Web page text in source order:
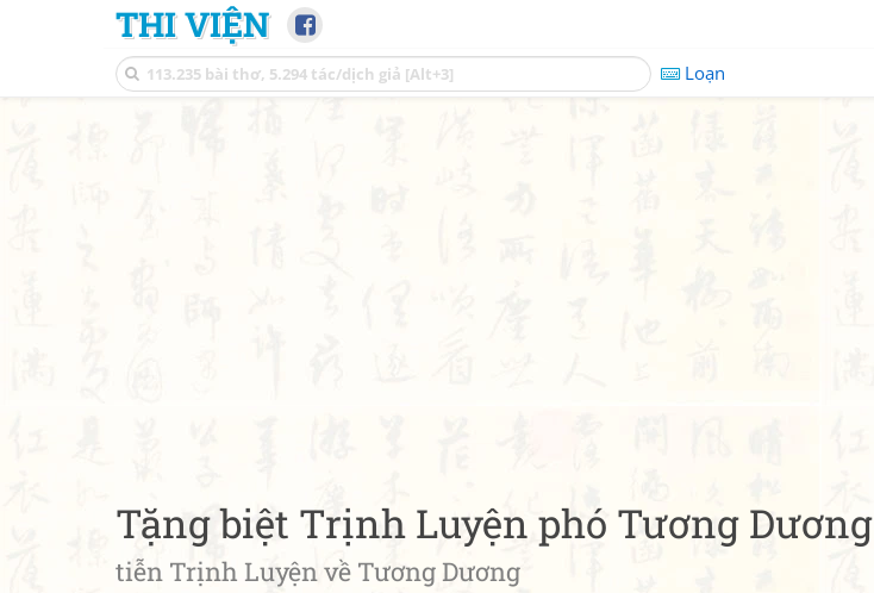
THI VIỆN
Loạn
Tặng biệt Trịnh Luyện phó Tương Dương
tiễn Trịnh Luyện về Tương Dương